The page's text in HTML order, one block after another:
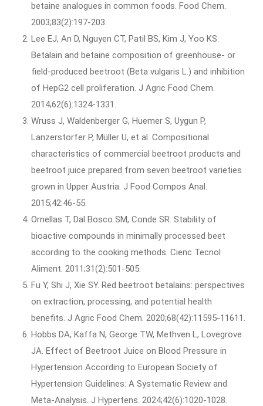
betaine analogues in common foods. Food Chem.
2003;83(2):197-203.
Lee EJ, An D, Nguyen CT, Patil BS, Kim J, Yoo KS.
Betalain and betaine composition of greenhouse- or
field-produced beetroot (Beta vulgaris L.) and inhibition
of HepG2 cell proliferation. J Agric Food Chem.
2014;62(6):1324-1331.
Wruss J, Waldenberger G, Huemer S, Uygun P,
Lanzerstorfer P, Müller U, et al. Compositional
characteristics of commercial beetroot products and
beetroot juice prepared from seven beetroot varieties
grown in Upper Austria. J Food Compos Anal.
2015;42:46-55.
Ornellas T, Dal Bosco SM, Conde SR. Stability of
bioactive compounds in minimally processed beet
according to the cooking methods. Cienc Tecnol
Aliment. 2011;31(2):501-505.
Fu Y, Shi J, Xie SY. Red beetroot betalains: perspectives
on extraction, processing, and potential health
benefits. J Agric Food Chem. 2020;68(42):11595-11611.
Hobbs DA, Kaffa N, George TW, Methven L, Lovegrove
JA. Effect of Beetroot Juice on Blood Pressure in
Hypertension According to European Society of
Hypertension Guidelines: A Systematic Review and
Meta-Analysis. J Hypertens. 2024;42(6):1020-1028.